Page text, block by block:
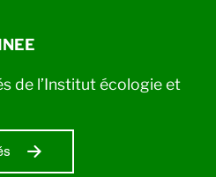
de l’Institut écologie et